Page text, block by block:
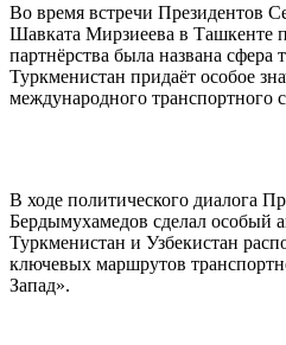
Во время встречи Президентов
Шавката Мирзиеева в Ташкенте
партнёрства была названа сфера
Туркменистан придаёт особое
международного транспортного
В ходе политического диалога
Бердымухамедов сделал особый
Туркменистан и Узбекистан
ключевых маршрутов
Запад».